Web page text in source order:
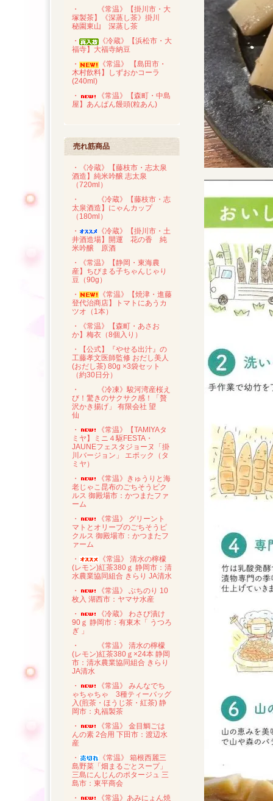
・
《常温》【掛川市・大
塚製茶】《深蒸し茶》掛川
秘園東山 深蒸し茶
・
《冷蔵》【浜松市・大
福寺】大福寺納豆
・
《常温》 【島田市・
木村飲料】しずおかコーラ
(240ml)
・
《常温》【森町・中島
屋】あんぱん饅頭(粒あん)
売れ筋商品
・《冷蔵》【藤枝市・志太泉
酒造】純米吟醸 志太泉
（720ml）
・
《冷蔵》【藤枝市・志
太泉酒造】にゃんカップ
（180ml）
・
《冷蔵》【掛川市・土
井酒造場】開運 花の香 純
米吟醸 原酒
・《常温》【静岡・東海農
産】ちびまる子ちゃんじゃり
豆（90g）
・
《常温》【焼津・進藤
登代治商店】トマトにあうカ
ツオ（1本）
・《常温》【森町・あさお
か】梅衣（8個入り）
・【公式】『やせる出汁』の
工藤孝文医師監修 おだし美人
(おだし茶) 80g ×3袋セット
（約30日分）
・
《冷凍》駿河湾産桜え
び！驚きのサクサク感！「贅
沢かき揚げ」 有限会社 望
仙
・
《常温》【TAMIYAタ
ミヤ】ミニ４駆FESTA・
JAUNEフェスタジョーヌ「掛
川バージョン」 エポック（タ
ミヤ）
・
《常温》きゅうりと海
老じゃこ昆布のごちそうピク
ルス 御殿場市：かつまたファ
ーム
・
《常温》 グリーント
マトとオリーブのごちそうピ
クルス 御殿場市：かつまたフ
ァーム
・
《常温》 清水の檸檬
(レモン)紅茶380ｇ 静岡市：清
水農業協同組合 きらり JA清水
・
《常温》 ぶちのり 10
枚入 湖西市：ヤマサ水産
・
《冷蔵》 わさび漬け
90ｇ 静岡市：有東木「 うつろ
ぎ 」
・
《常温》 清水の檸檬
(レモン)紅茶380ｇ×24本 静岡
市：清水農業協同組合 きらり
JA清水
・
《常温》 みんなでち
ゃちゃちゃ 3種ティーバッグ
入(煎茶・ほうじ茶・紅茶) 静
岡市：丸福製茶
・
《常温》 金目鯛ごは
んの素 2合用 下田市：渡辺水
産
・
《常温》 箱根西麗三
島野菜「畑まるごとスープ」
三島にんじんのポタージュ 三
島市：東平商会
・
《常温》あみにょん焼